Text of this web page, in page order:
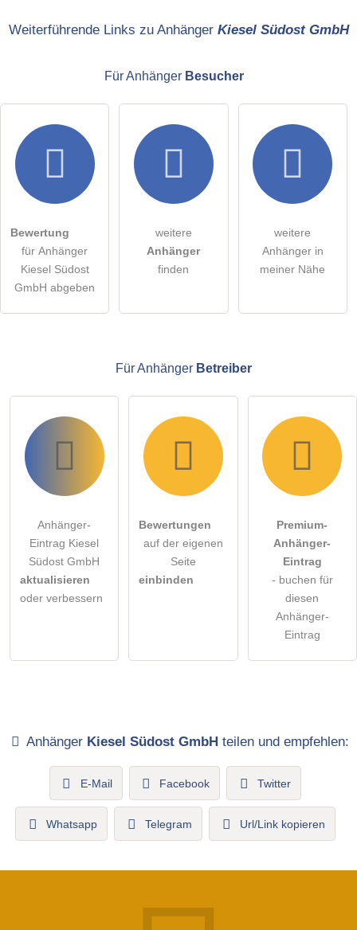
E-Mail-Adresse (wird nicht veröffentlicht)
Hiermit akzeptiere ich die .
öffentliche Frage stellen Abbrechen
Hinweis: Bitte beachten Sie, öffentliche Fragen sind
Weiterführende Links zu Anhänger Kiesel Südost GmbH
Für Anhänger Besucher
Bewertung
für Anhänger
Kiesel Südost
GmbH abgeben
weitere
Anhänger
finden
weitere
Anhänger in
meiner Nähe
Für Anhänger Betreiber
Anhänger-
Eintrag Kiesel
Südost GmbH
aktualisieren
oder verbessern
Bewertungen
auf der eigenen
Seite
einbinden
Premium-
Anhänger-
Eintrag
- buchen für
diesen
Anhänger-
Eintrag
Anhänger Kiesel Südost GmbHteilen und empfehlen:
E-Mail Facebook Twitter
Whatsapp Telegram Url/Link kopieren